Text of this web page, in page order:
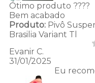
Ótimo produto ????
Bem acabado
Produto:Pivô
Brasilia Variant Tl
Evanir C.
31/01/2025
Eu